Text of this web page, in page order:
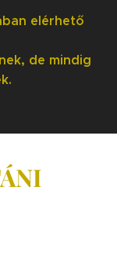
elérhető
de mindig